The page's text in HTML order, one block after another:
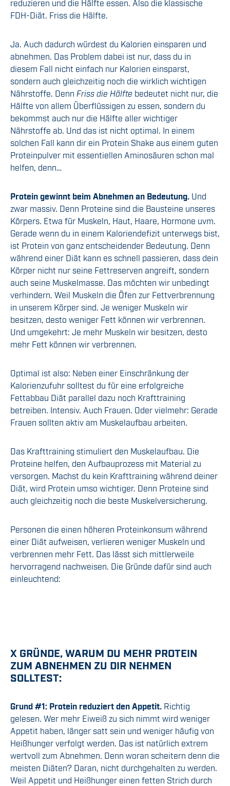
reduzieren und die Hälfte essen. Also die klassische
FDH-Diät. Friss die Hälfte.
Ja. Auch dadurch würdest du Kalorien einsparen und
abnehmen. Das Problem dabei ist nur, dass du in
diesem Fall nicht einfach nur Kalorien einsparst,
sondern auch gleichzeitig noch die wirklich wichtigen
Nährstoffe. Denn Friss die Hälfte bedeutet nicht nur, die
Hälfte von allem Überflüssigen zu essen, sondern du
bekommst auch nur die Hälfte aller wichtiger
Nährstoffe ab. Und das ist nicht optimal. In einem
solchen Fall kann dir ein Protein Shake aus einem guten
Proteinpulver mit essentiellen Aminosäuren schon mal
helfen, denn…
Protein gewinnt beim Abnehmen an Bedeutung. Und
zwar massiv. Denn Proteine sind die Bausteine unseres
Körpers. Etwa für Muskeln, Haut, Haare, Hormone uvm.
Gerade wenn du in einem Kaloriendefizit unterwegs bist,
ist Protein von ganz entscheidender Bedeutung. Denn
während einer Diät kann es schnell passieren, dass dein
Körper nicht nur seine Fettreserven angreift, sondern
auch seine Muskelmasse. Das möchten wir unbedingt
verhindern. Weil Muskeln die Öfen zur Fettverbrennung
in unserem Körper sind. Je weniger Muskeln wir
besitzen, desto weniger Fett können wir verbrennen.
Und umgekehrt: Je mehr Muskeln wir besitzen, desto
mehr Fett können wir verbrennen.
Optimal ist also: Neben einer Einschränkung der
Kalorienzufuhr solltest du für eine erfolgreiche
Fettabbau Diät parallel dazu noch Krafttraining
betreiben. Intensiv. Auch Frauen. Oder vielmehr: Gerade
Frauen sollten aktiv am Muskelaufbau arbeiten.
Das Krafttraining stimuliert den Muskelaufbau. Die
Proteine helfen, den Aufbauprozess mit Material zu
versorgen. Machst du kein Krafttraining während deiner
Diät, wird Protein umso wichtiger. Denn Proteine sind
auch gleichzeitig noch die beste Muskelversicherung.
Personen die einen höheren Proteinkonsum während
einer Diät aufweisen, verlieren weniger Muskeln und
verbrennen mehr Fett. Das lässt sich mittlerweile
hervorragend nachweisen. Die Gründe dafür sind auch
einleuchtend:
X GRÜNDE, WARUM DU MEHR PROTEIN
ZUM ABNEHMEN ZU DIR NEHMEN
SOLLTEST:
Grund #1: Protein reduziert den Appetit. Richtig
gelesen. Wer mehr Eiweiß zu sich nimmt wird weniger
Appetit haben, länger satt sein und weniger häufig von
Heißhunger verfolgt werden. Das ist natürlich extrem
wertvoll zum Abnehmen. Denn woran scheitern denn die
meisten Diäten? Daran, nicht durchgehalten zu werden.
Weil Appetit und Heißhunger einen fetten Strich durch